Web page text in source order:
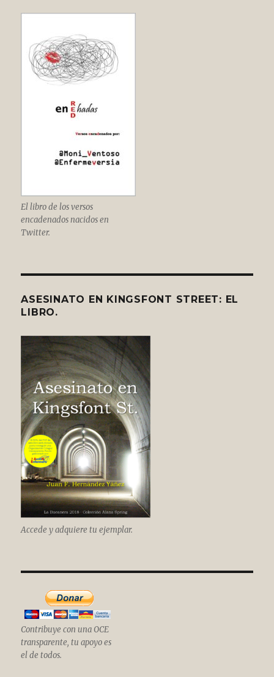
El libro de los versos
encadenados nacidos en
Twitter.
ASESINATO EN KINGSFONT STREET: EL
LIBRO.
Accede y adquiere tu ejemplar.
Contribuye con una OCE
transparente, tu apoyo es
el de todos.